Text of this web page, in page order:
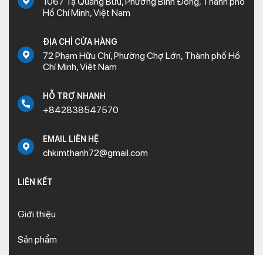
Hồ Chí Minh, Việt Nam
ĐỊA CHỈ CỬA HÀNG
72 Phạm Hữu Chí, Phường Chợ Lớn, Thành phố Hồ
Chí Minh, Việt Nam
HỖ TRỢ NHANH
+842838547570
EMAIL LIÊN HỆ
chkimthanh72@gmail.com
LIÊN KẾT
Giới thiệu
Sản phẩm